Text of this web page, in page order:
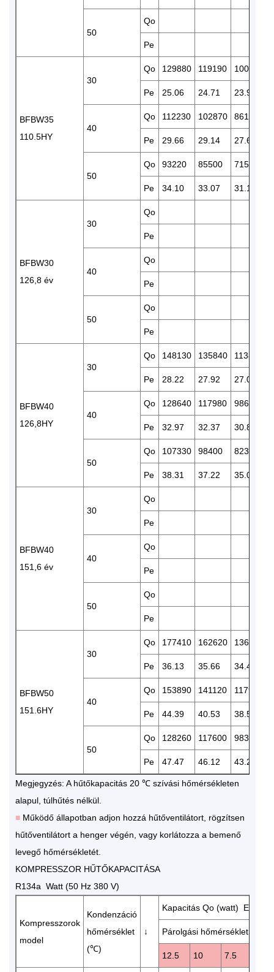
50
Qo
Pe
BFBW35
110.5HY
30
Qo 129880 119190 100320
Pe 25.06 24.71 23.97
40
Qo 112230 102870 86180
Pe 29.66 29.14 27.65
50
Qo 93220 85500 71500
Pe 34.10 33.07 31.12
BFBW30
126,8 év
30
Qo
Pe
40
Qo
Pe
50
Qo
Pe
BFBW40
126,8HY
30
Qo 148130 135840 113860
Pe 28.22 27.92 27.03
40
Qo 128640 117980 98690
Pe 32.97 32.37 30.89
50
Qo 107330 98400 82370
Pe 38.31 37.22 35.05
BFBW40
151,6 év
30
Qo
Pe
40
Qo
Pe
50
Qo
Pe
BFBW50
151.6HY
30
Qo 177410 162620 136220
Pe 36.13 35.66 34.42
40
Qo 153890 141120 117980
Pe 44.39 40.53 38.55
50
Qo 128260 117600 98300
Pe 47.47 46.12 43.26
Megjegyzés: A hűtőkapacitás 20 ℃ szívási hőmérsékleten
alapul, túlhűtés nélkül.
■ Működő állapotban adjon hozzá hűtőventilátort, rögzítsen
hűtőventilátort a henger végén, vagy korlátozza a bemenő
levegő hőmérsékletét.
KOMPRESSZOR HŰTŐKAPACITÁSA
R134a Watt (50 Hz 380 V)
Kompresszorok
model
Kondenzáció
hőmérséklet
(℃)
↓
Kapacitás Qo (watt)
Párolgási hőmérséklet (℃)
12.5 10 7.5